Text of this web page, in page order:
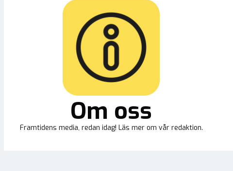
Om oss
Framtidens media, redan idag! Läs mer om vår redaktion.